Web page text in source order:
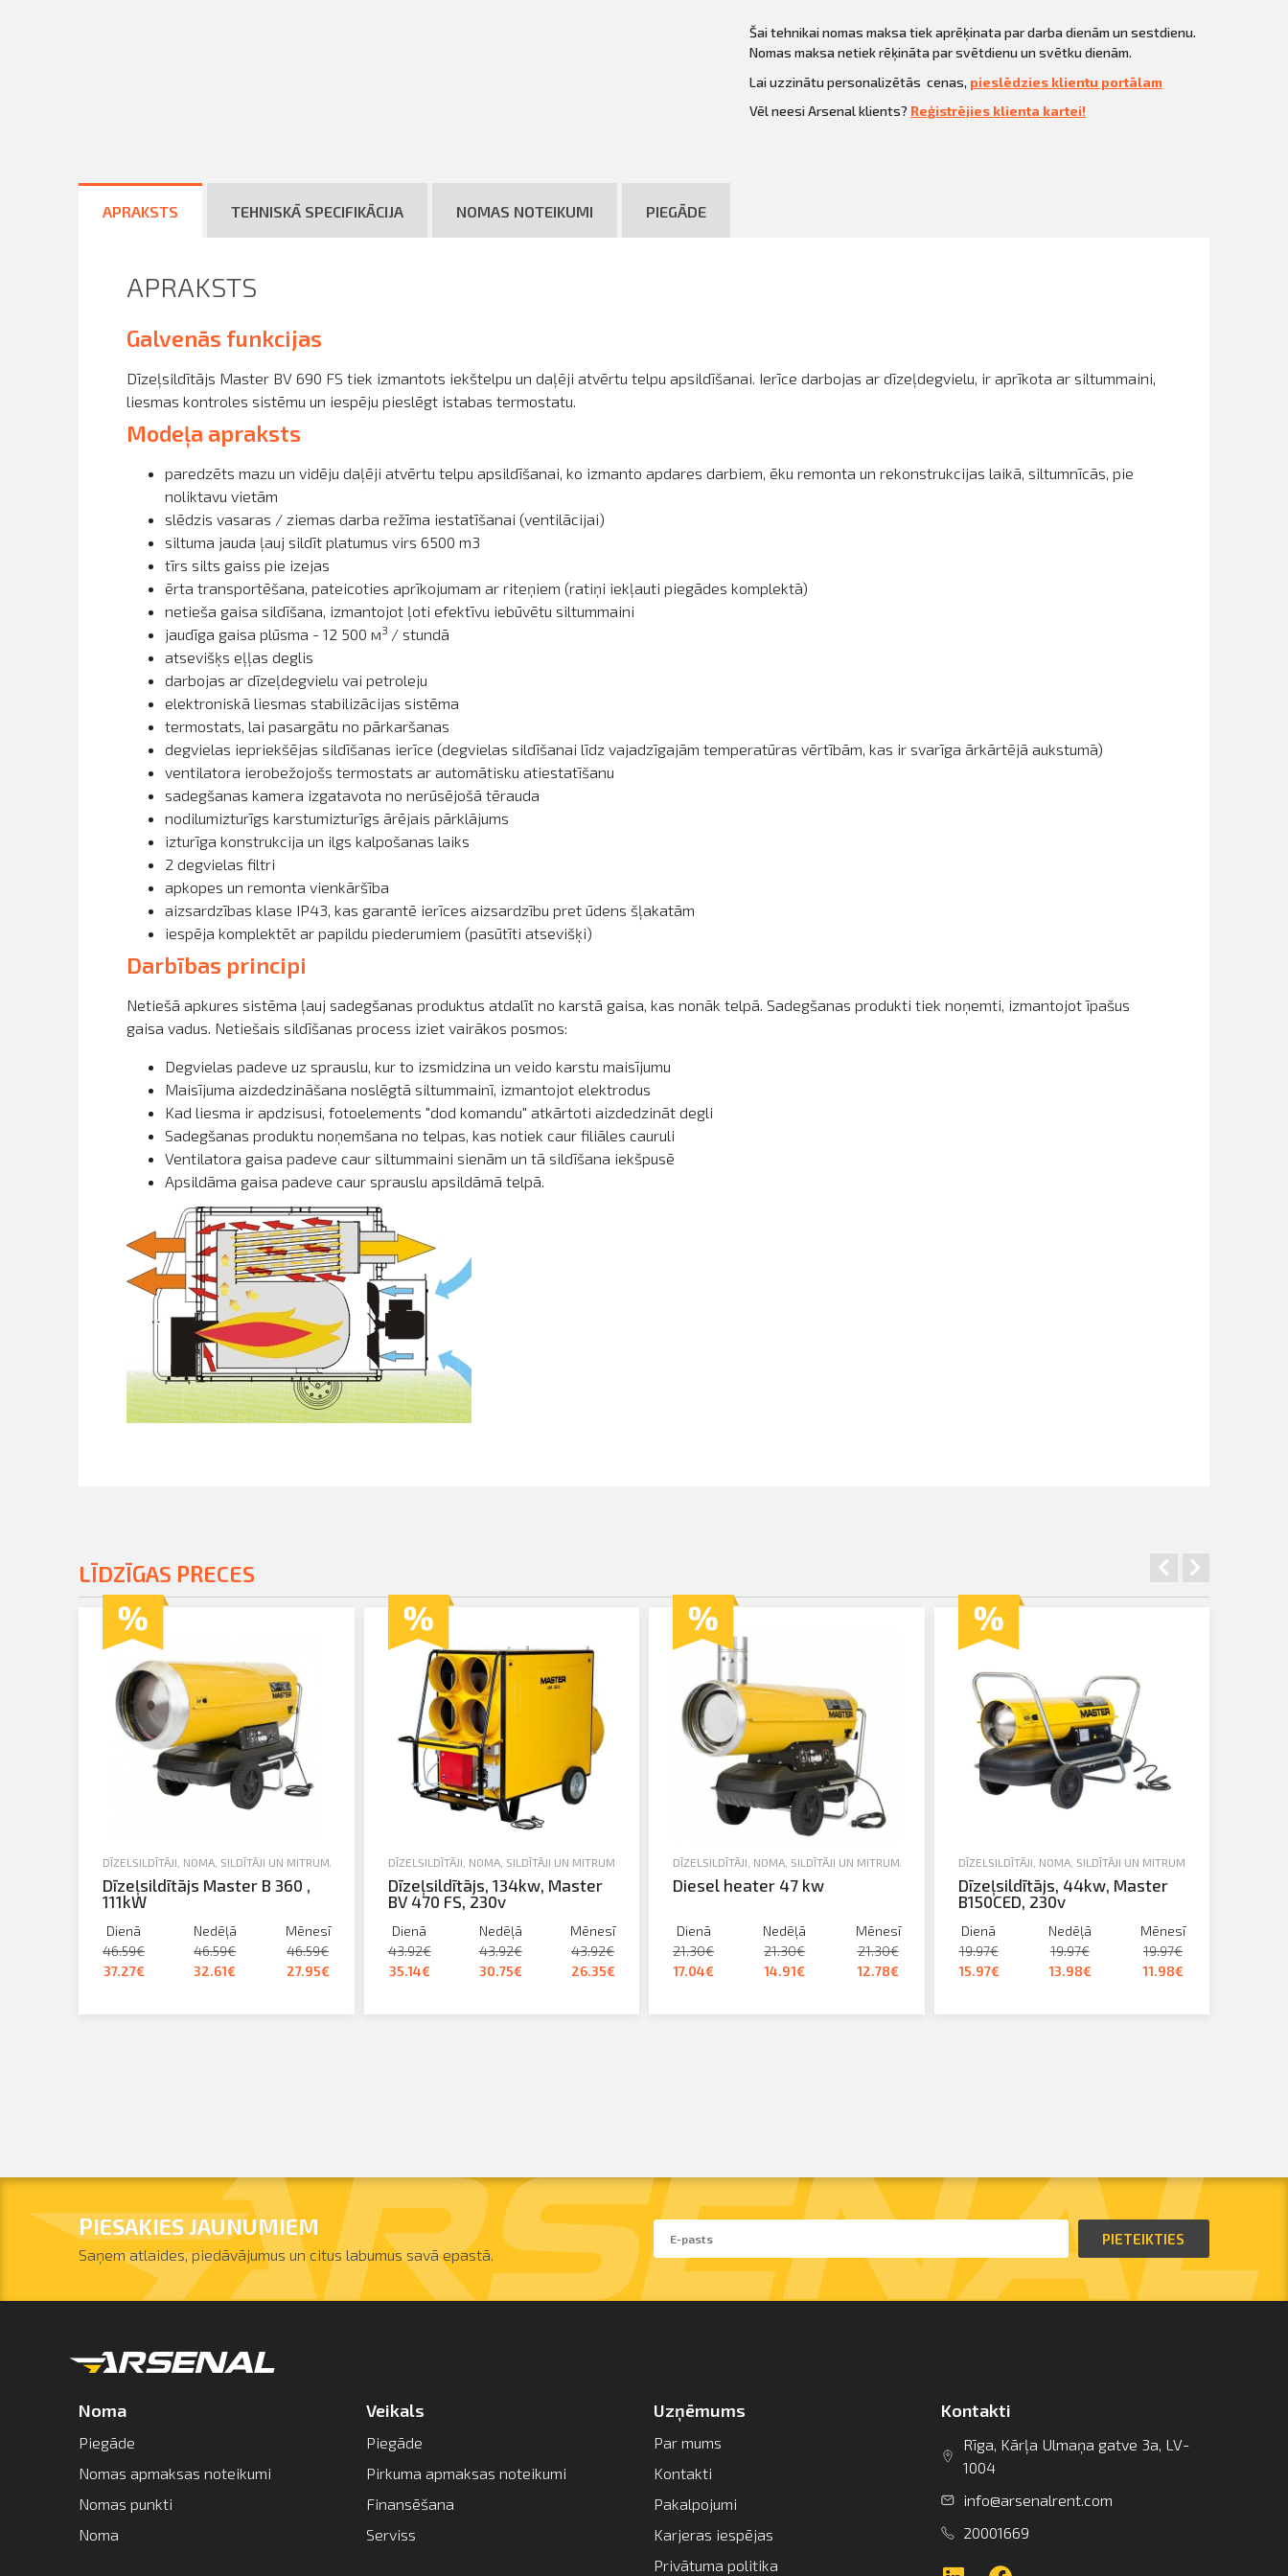
Šai tehnikai nomas maksa tiek aprēķinata par darba dienām un sestdienu.
Nomas maksa netiek rēķināta par svētdienu un svētku dienām.
Lai uzzinātu personalizētās cenas, pieslēdzies klientu portālam
Vēl neesi Arsenal klients? Reģistrējies klienta kartei!
APRAKSTS TEHNISKĀ SPECIFIKĀCIJA NOMAS NOTEIKUMI PIEGĀDE
APRAKSTS
Galvenās funkcijas
Dīzeļsildītājs Master BV 690 FS tiek izmantots iekštelpu un daļēji atvērtu telpu apsildīšanai. Ierīce darbojas ar dīzeļdegvielu, ir aprīkota ar siltummaini,
liesmas kontroles sistēmu un iespēju pieslēgt istabas termostatu
Modeļa apraksts
paredzēts mazu un vidēju daļēji atvērtu telpu apsildīšanai, ko izmanto apdares darbiem, ēku remonta un rekonstrukcijas laikā, siltumnīcās, pie
noliktavu vietām
slēdzis vasaras / ziemas darba režīma iestatīšanai (ventilācijai)
siltuma jauda ļauj sildīt platumus virs 6500 m3
tīrs silts gaiss pie izejas
ērta transportēšana, pateicoties aprīkojumam ar riteņiem (ratiņi iekļauti piegādes komplektā)
netieša gaisa sildīšana, izmantojot ļoti efektīvu iebūvētu siltummaini
jaudīga gaisa plūsma - 12 500 м3 / stundā
atsevišķs eļļas deglis
darbojas ar dīzeļdegvielu vai petroleju
elektroniskā liesmas stabilizācijas sistēma
termostats, lai pasargātu no pārkaršanas
degvielas iepriekšējas sildīšanas ierīce (degvielas sildīšanai līdz vajadzīgajām temperatūras vērtībām, kas ir svarīga ārkārtējā aukstumā)
ventilatora ierobežojošs termostats ar automātisku atiestatīšanu
sadegšanas kamera izgatavota no nerūsējošā tērauda
nodilumizturīgs karstumizturīgs ārējais pārklājums
izturīga konstrukcija un ilgs kalpošanas laiks
2 degvielas filtri
apkopes un remonta vienkāršība
aizsardzības klase IP43, kas garantē ierīces aizsardzību pret ūdens šļakatām
iespēja komplektēt ar papildu piederumiem (pasūtīti atsevišķi)
Darbības principi
Netiešā apkures sistēma ļauj sadegšanas produktus atdalīt no karstā gaisa, kas nonāk telpā. Sadegšanas produkti tiek noņemti, izmantojot īpašus
gaisa vadus. Netiešais sildīšanas process iziet vairākos posmos:
Degvielas padeve uz sprauslu, kur to izsmidzina un veido karstu maisījumu
Maisījuma aizdedzināšana noslēgtā siltummainī, izmantojot elektrodus
Kad liesma ir apdzisusi, fotoelements "dod komandu" atkārtoti aizdedzināt degli
Sadegšanas produktu noņemšana no telpas, kas notiek caur filiāles cauruli
Ventilatora gaisa padeve caur siltummaini sienām un tā sildīšana iekšpusē
Apsildāma gaisa padeve caur sprauslu apsildāmā telpā.
LĪDZĪGAS PRECES
DĪZEĻSILDĪTĀJI NOMA SILDĪTĀJI UN MITRUMA SAVĀCĒJI
Dīzeļsildītājs Master B 360 ,
111kW
Dienā
46.59€
37.27€
Nedēļā
46.59€
32.61€
Mēnesī
46.59€
27.95€
DĪZEĻSILDĪTĀJI NOMA, SILDĪTĀJI UN MITRUMA SAVĀCĒJI
Dīzeļsildītājs, 134kw, Master
BV 470 FS, 230v
Dienā
43.92€
35.14€
Nedēļā
43.92€
30.75€
Mēnesī
43.92€
26.35€
DĪZEĻSILDĪTĀJI NOMA SILDĪTĀJI UN MITRUMA SAVĀCĒJI
Diesel heater 47 kw
Dienā
21.30€
17.04€
Nedēļā
21.30€
14.91€
Mēnesī
21.30€
12.78€
DĪZEĻSILDĪTĀJI NOMA, SILDĪTĀJI UN MITRUMA SAVĀCĒJI
Dīzeļsildītājs, 44kw, Master
B150CED, 230v
Dienā
19.97€
15.97€
Nedēļā
19.97€
13.98€
Mēnesī
19.97€
11.98€
PIESAKIES JAUNUMIEM
Saņem atlaides, piedāvājumus un citus labumus savā epastā.
PIETEIKTIES
Noma
Piegāde
Nomas apmaksas noteikumi
Nomas punkti
Noma
Veikals
Piegāde
Pirkuma apmaksas noteikumi
Finansēšana
Serviss
Uzņēmums
Par mums
Kontakti
Pakalpojumi
Karjeras iespējas
Privātuma politika
Kontakti
Rīga, Kārļa Ulmaņa gatve 3a, LV-
1004
info@arsenalrent.com
20001669